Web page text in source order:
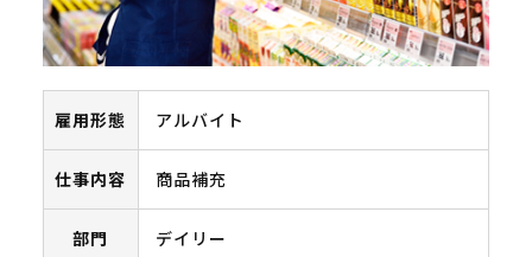
雇用形態 アルバイト
仕事内容 商品補充
部門 デイリー